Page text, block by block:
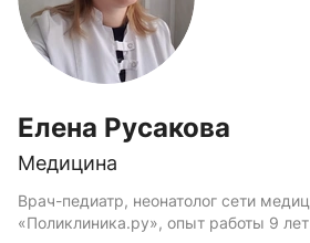
Елена Русакова
Медицина
Врач-педиатр, неонатолог сети
«Поликлиника.ру», опыт работы 9 лет